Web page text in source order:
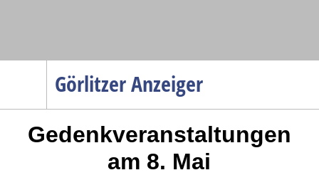
Görlitzer Anzeiger
Menüpunkte
Politik
Gedenkveranstaltungen
am 8. Mai